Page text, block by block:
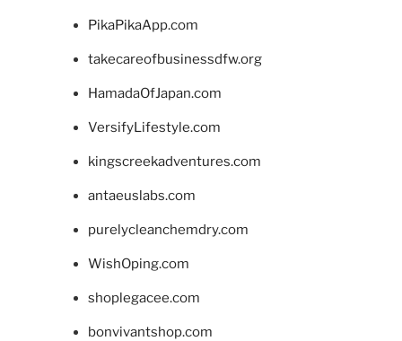
PikaPikaApp.com
takecareofbusinessdfw.org
HamadaOfJapan.com
VersifyLifestyle.com
kingscreekadventures.com
antaeuslabs.com
purelycleanchemdry.com
WishOping.com
shoplegacee.com
bonvivantshop.com